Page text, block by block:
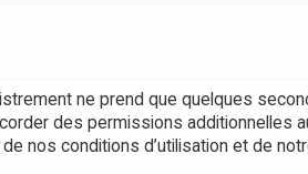
ne prend que quelques
des permissions additionnelles
nos conditions d’utilisation et de